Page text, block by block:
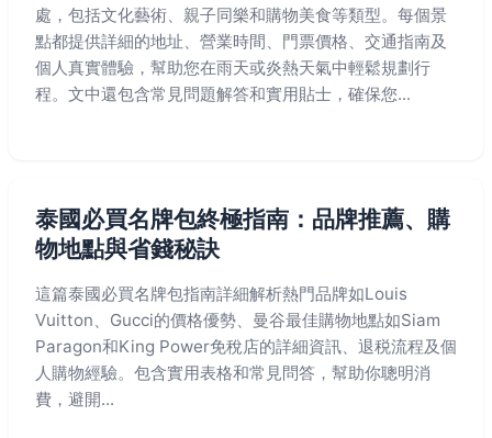
處，包括文化藝術、親子同樂和購物美食等類型。每個景
點都提供詳細的地址、營業時間、門票價格、交通指南及
個人真實體驗，幫助您在雨天或炎熱天氣中輕鬆規劃行
程。文中還包含常見問題解答和實用貼士，確保您...
泰國必買名牌包終極指南：品牌推薦、購
物地點與省錢秘訣
這篇泰國必買名牌包指南詳細解析熱門品牌如Louis
Vuitton、Gucci的價格優勢、曼谷最佳購物地點如Siam
Paragon和King Power免稅店的詳細資訊、退税流程及個
人購物經驗。包含實用表格和常見問答，幫助你聰明消
費，避開...